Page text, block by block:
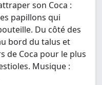
son Coca :
papillons qui
Du côté des
bord du talus et
de Coca pour le plus
Musique :